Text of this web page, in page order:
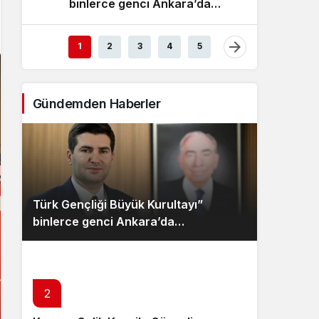
Sistem modunu seçin.
binlerce genci Ankara’da
1 2 3 4 5
Gündemden Haberler
Türk Gençliği Büyük Kurultayı”
binlerce genci Ankara’da
buluşturacak
2